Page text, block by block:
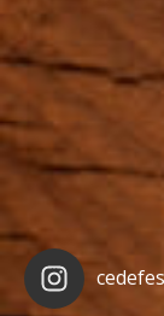
cedefes_